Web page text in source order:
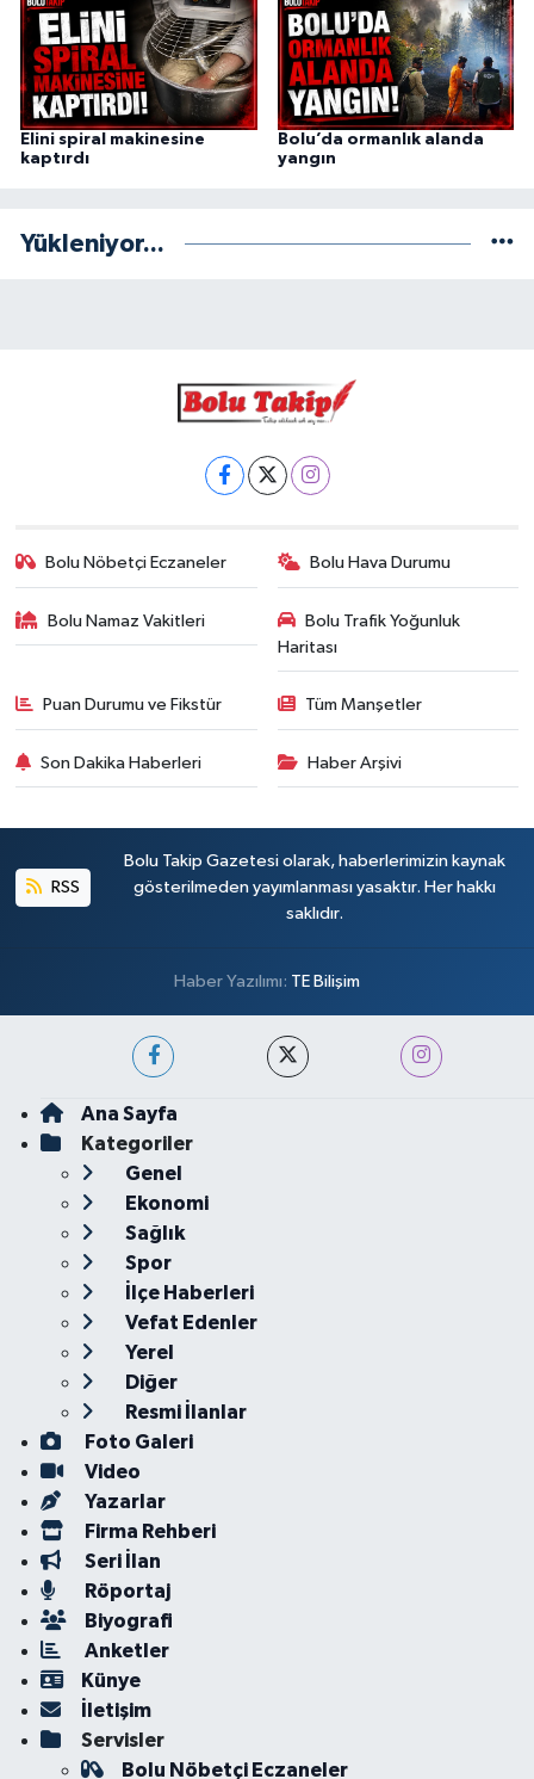
Elini spiral makinesine
kaptırdı
Bolu’da ormanlık alanda
yangın
Yükleniyor...
Bolu Nöbetçi Eczaneler Bolu Hava Durumu
Bolu Namaz Vakitleri
Bolu Trafik Yoğunluk
Haritası
Puan Durumu ve Fikstür Tüm Manşetler
Son Dakika Haberleri Haber Arşivi
RSS
Bolu Takip Gazetesi olarak, haberlerimizin kaynak
gösterilmeden yayımlanması yasaktır. Her hakkı
saklıdır.
Haber Yazılımı: TE Bilişim
Ana Sayfa
Kategoriler
Genel
Ekonomi
Sağlık
Spor
İlçe Haberleri
Vefat Edenler
Yerel
Diğer
Resmi İlanlar
Foto Galeri
Video
Yazarlar
Firma Rehberi
Seri İlan
Röportaj
Biyografi
Anketler
Künye
İletişim
Servisler
Bolu Nöbetçi Eczaneler